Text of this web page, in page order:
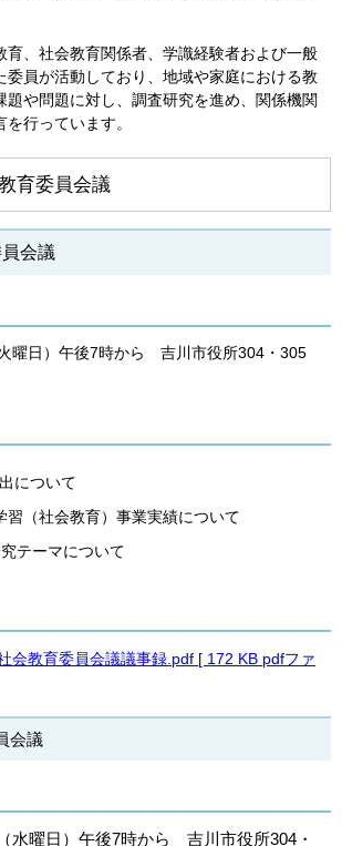
育、社会教育関係者、学識経験者および一般
委員が活動しており、地域や家庭における教
題や問題に対し、調査研究を進め、関係機関
行っています。
育委員会議
会議
曜日）午後7時から 吉川市役所304・305
について
習（社会教育）事業実績について
テーマについて
会教育委員会議議事録.pdf [ 172 KB pdfファ
会議
水曜日）午後7時から 吉川市役所304・